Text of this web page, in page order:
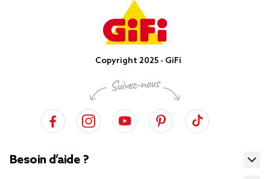
Copyright 2025 - GiFi
Besoin d’aide ?